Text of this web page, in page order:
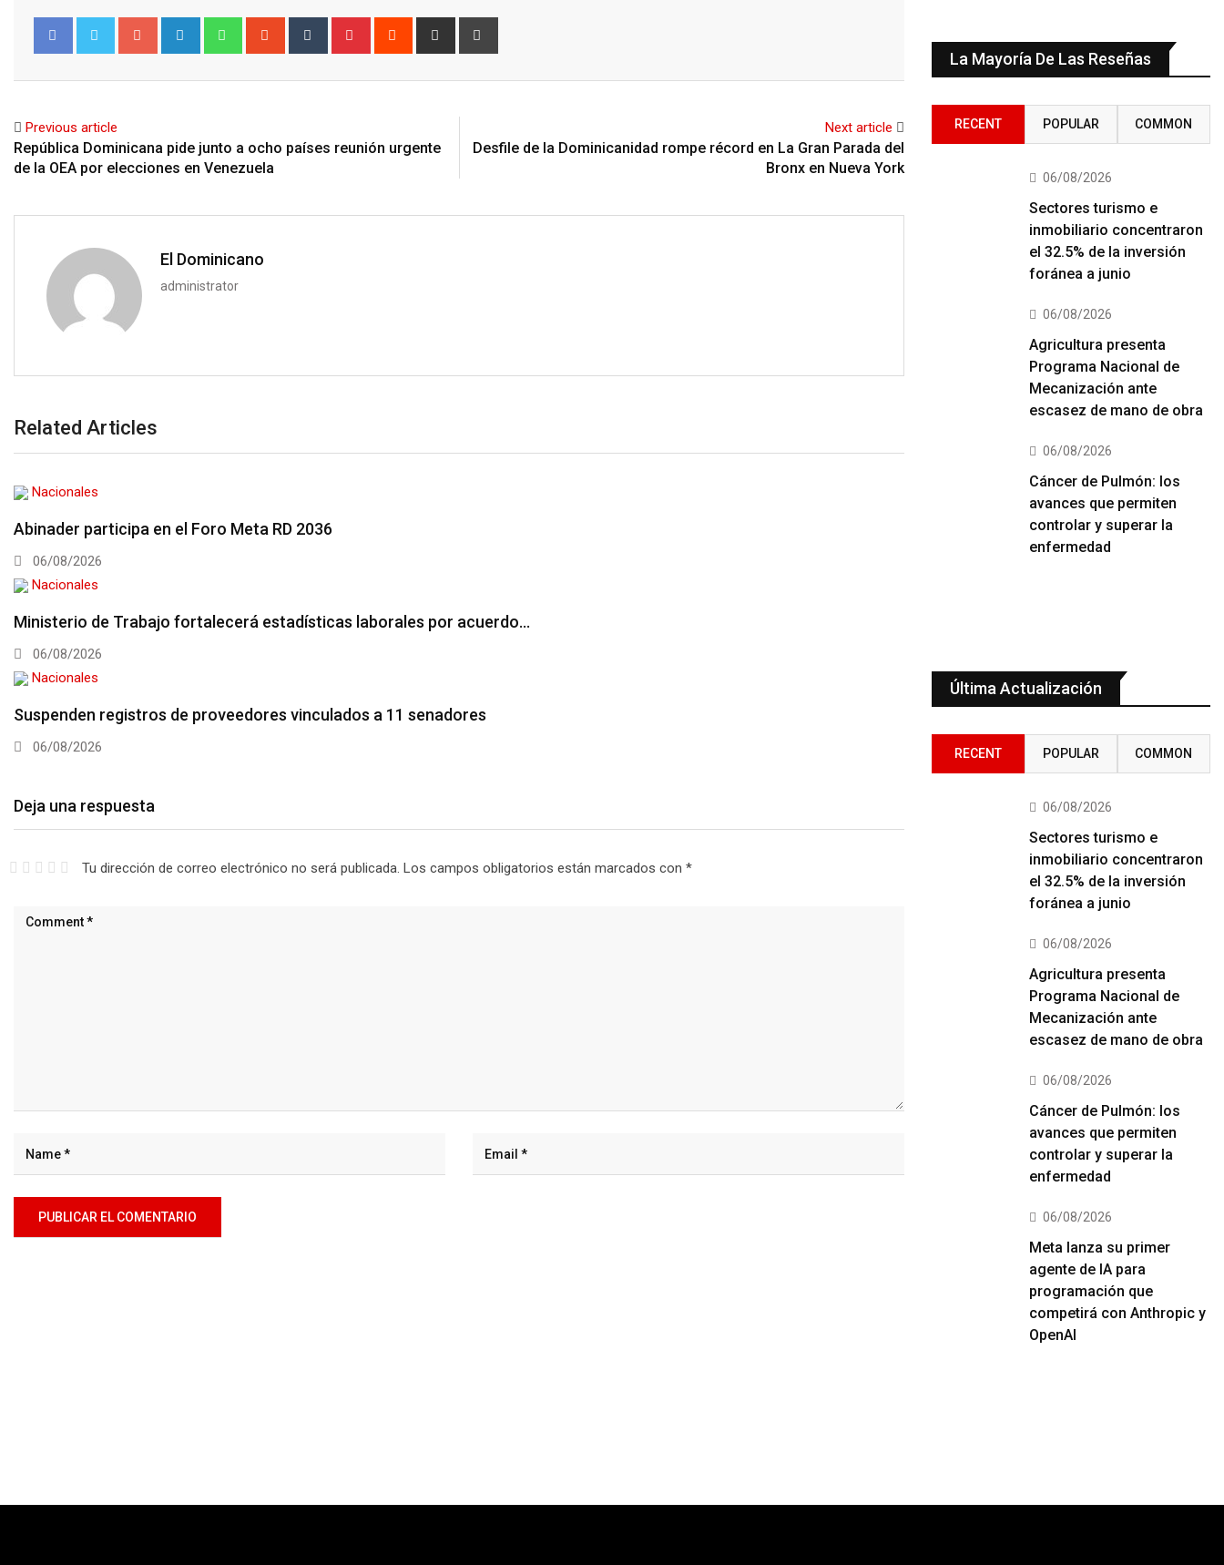
Google+ LinkedIn WhatsappStumbleUpon
Tumblr Pinterest Reddit
Share
Previous article
República Dominicana pide junto a ocho países reunión urgente
de la OEA por elecciones en Venezuela
Next article
Desfile de la Dominicanidad rompe récord en La Gran Parada del
Bronx en Nueva York
El Dominicano
administrator
Related Articles
Nacionales
Abinader participa en el Foro Meta RD 2036
06/08/2026
Nacionales
Ministerio de Trabajo fortalecerá estadísticas laborales por acuerdo…
06/08/2026
Nacionales
Suspenden registros de proveedores vinculados a 11 senadores
06/08/2026
Deja una respuesta
Tu dirección de correo electrónico no será publicada. Los campos obligatorios están marcados con *
La Mayoría De Las Reseñas
RECENT POPULAR COMMON
06/08/2026
Sectores turismo e
inmobiliario concentraron
el 32.5% de la inversión
foránea a junio
06/08/2026
Agricultura presenta
Programa Nacional de
Mecanización ante
escasez de mano de obra
06/08/2026
Cáncer de Pulmón: los
avances que permiten
controlar y superar la
enfermedad
Última Actualización
RECENT POPULAR COMMON
06/08/2026
Sectores turismo e
inmobiliario concentraron
el 32.5% de la inversión
foránea a junio
06/08/2026
Agricultura presenta
Programa Nacional de
Mecanización ante
escasez de mano de obra
06/08/2026
Cáncer de Pulmón: los
avances que permiten
controlar y superar la
enfermedad
06/08/2026
Meta lanza su primer
agente de IA para
programación que
competirá con Anthropic y
OpenAI